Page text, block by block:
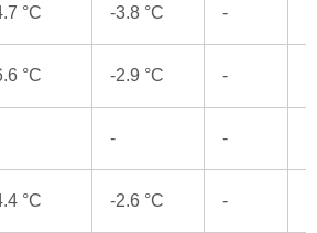
°C -3.8 °C -
°C -2.9 °C -
- -
°C -2.6 °C -